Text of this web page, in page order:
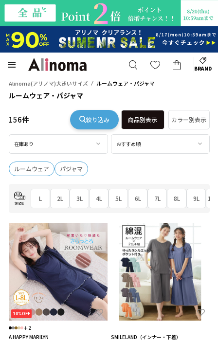
BRAND
Alinoma(アリノマ)大きいサイズ ルームウェア・パジャマ
ルームウェア・パジャマ
156件 絞り込み 商品別表示 カラー別表示
在庫あり おすすめ順
ルームウェア パジャマ
L 2L 3L 4L 5L 6L 7L 8L 9L
10%OFF
＋2
A HAPPY MARILYN
SMILELAND（インナー・下着）